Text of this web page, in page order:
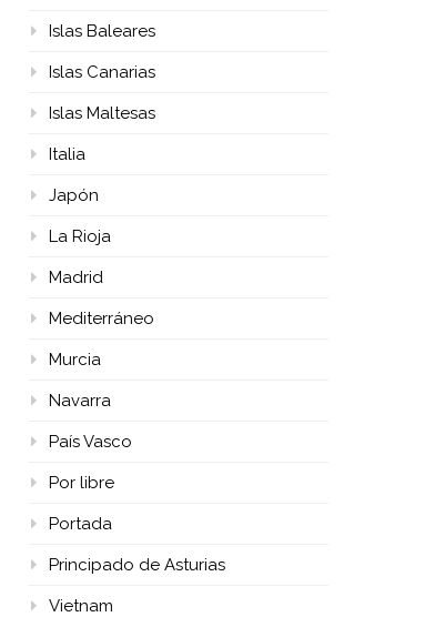
Islas Baleares
Islas Canarias
Islas Maltesas
Italia
Japón
La Rioja
Madrid
Mediterráneo
Murcia
Navarra
País Vasco
Por libre
Portada
Principado de Asturias
Vietnam